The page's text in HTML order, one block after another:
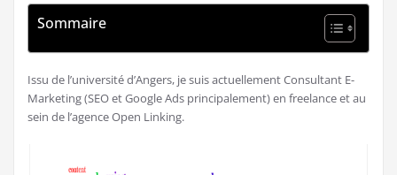
Sommaire
Issu de l’université d’Angers, je suis actuellement Consultant E-
Marketing (SEO et Google Ads principalement) en freelance et au
sein de l’agence Open Linking.